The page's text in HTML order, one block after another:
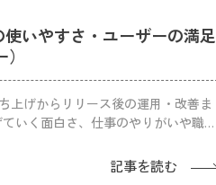
使いやすさ・ユーザーの満足
上げからリリース後の運用・改善ま
いく面白さ、仕事のやりがいや職場
記事を読む